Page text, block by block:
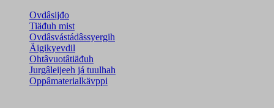
Ovdâsijđo
Tiäđuh mist
Ovdâsvástádâssyergih
Äigikyevdil
Ohtâvuotâtiäđuh
Jurgâleijeeh já tuulhah
Oppâmaterialkävppi